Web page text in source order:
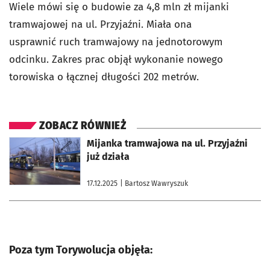
Wiele mówi się o budowie za 4,8 mln zł mijanki
tramwajowej na ul. Przyjaźni. Miała ona
usprawnić ruch tramwajowy na jednotorowym
odcinku. Zakres prac objął wykonanie nowego
torowiska o łącznej długości 202 metrów.
ZOBACZ RÓWNIEŻ
Mijanka tramwajowa na ul. Przyjaźni
już działa
17.12.2025 | Bartosz Wawryszuk
otworzy się w nowej karcie
Poza tym Torywolucja objęła: